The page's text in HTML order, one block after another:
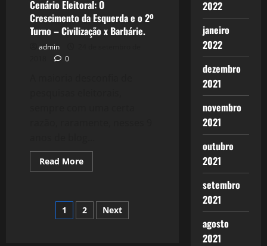
Cenário Eleitoral: O
Crescimento da Esquerda e o 2º
Turno – Civilização x Barbárie.
admin
0
Read MoreRead
more
O
Crescimento
da
Paginação
1 2 Next
2022
janeiro
2022
dezembro
2021
novembro
2021
outubro
2021
setembro
2021
agosto
2021